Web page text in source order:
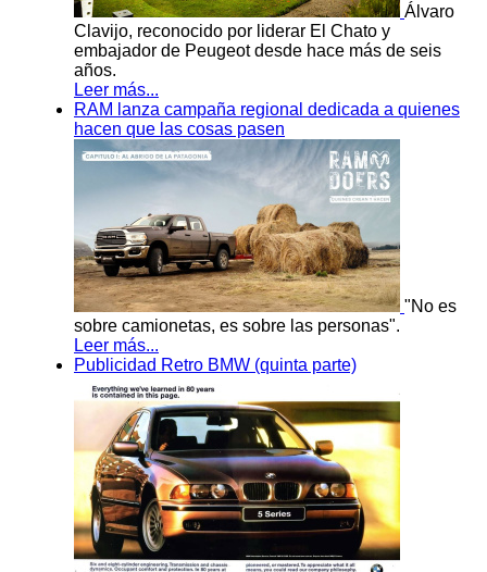
Álvaro
Clavijo, reconocido por liderar El Chato y
embajador de Peugeot desde hace más de seis
años.
Leer más...
RAM lanza campaña regional dedicada a quienes
hacen que las cosas pasen
"No es
sobre camionetas, es sobre las personas".
Leer más...
Publicidad Retro BMW (quinta parte)